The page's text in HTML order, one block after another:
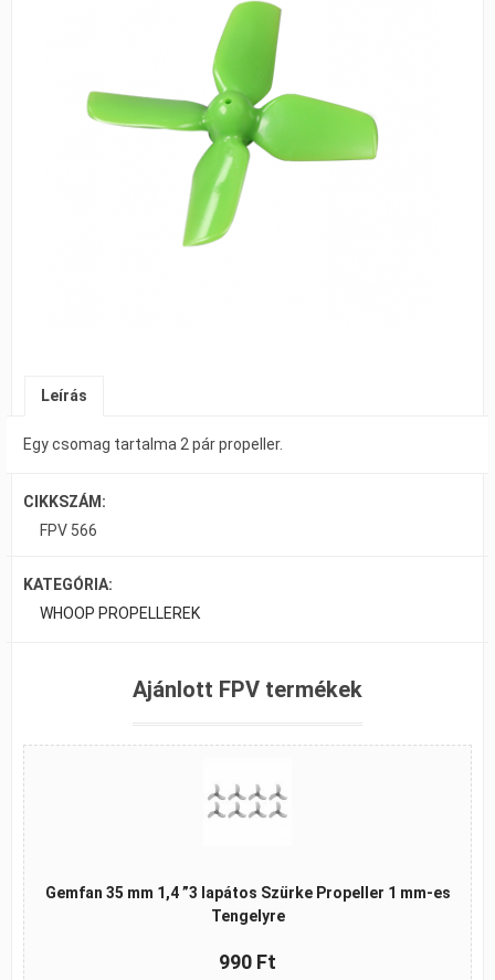
Leírás
Egy csomag tartalma 2 pár propeller.
CIKKSZÁM:
FPV 566
KATEGÓRIA:
WHOOP PROPELLEREK
Ajánlott FPV termékek
Gemfan 35 mm 1,4 ”3 lapátos Szürke Propeller 1 mm-es
Tengelyre
990 Ft